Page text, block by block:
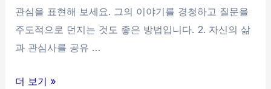
관심을 표현해 보세요. 그의 이야기를 경청하고 질문을
주도적으로 던지는 것도 좋은 방법입니다. 2. 자신의 삶
과 관심사를 공유 …
남
더 보기 »